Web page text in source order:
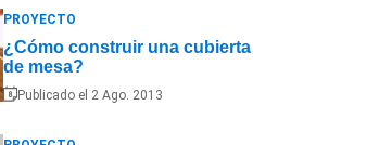
PROYECTO
¿Cómo construir una cubierta
de mesa?
Publicado el 2 Ago. 2013